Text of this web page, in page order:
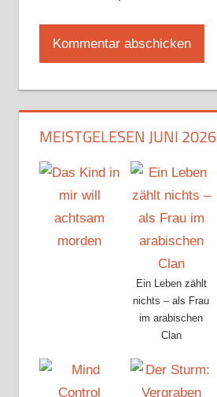
MEISTGELESEN JUNI 2026
Ein Leben zählt
nichts – als Frau
im arabischen
Clan